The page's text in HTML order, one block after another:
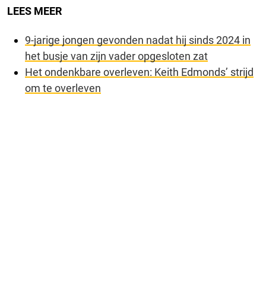
LEES MEER
9-jarige jongen gevonden nadat hij sinds 2024 in
het busje van zijn vader opgesloten zat
Het ondenkbare overleven: Keith Edmonds’ strijd
om te overleven